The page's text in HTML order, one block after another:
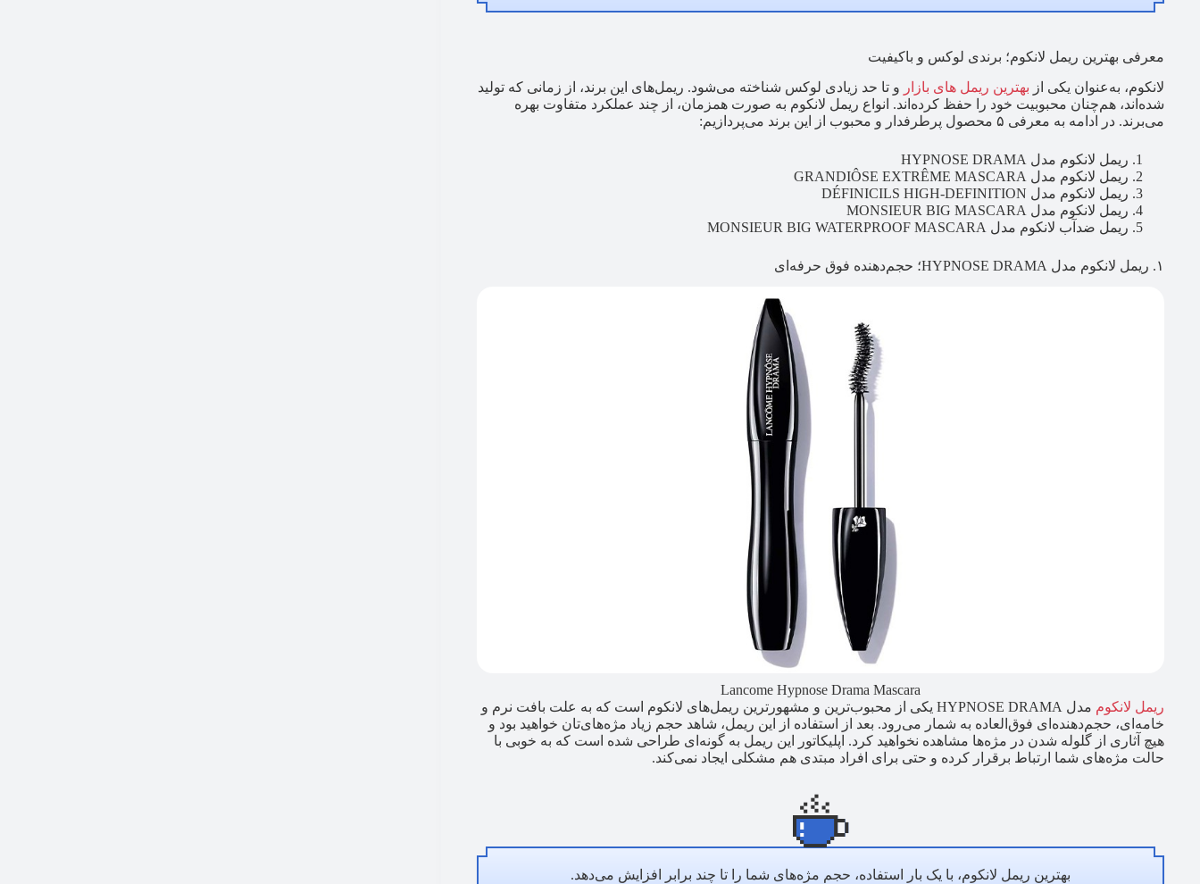
معرفی بهترین ریمل لانکوم؛ برندی لوکس و باکیفیت
لانکوم، به‌عنوان یکی از بهترین ریمل های بازار و تا حد زیادی لوکس شناخته می‌شود. ریمل‌های این برند، از زمانی که تولید
شده‌اند، هم‌چنان محبوبیت خود را حفظ کرده‌اند. انواع ریمل لانکوم به صورت همزمان، از چند عملکرد متفاوت بهره
می‌برند. در ادامه به معرفی ۵ محصول پرطرفدار و محبوب از این برند می‌پردازیم:
ریمل لانکوم مدل HYPNOSE DRAMA
ریمل لانکوم مدل GRANDIÔSE EXTRÊME MASCARA
ریمل لانکوم مدل DÉFINICILS HIGH-DEFINITION
ریمل لانکوم مدل MONSIEUR BIG MASCARA
ریمل ضدآب لانکوم مدل MONSIEUR BIG WATERPROOF MASCARA
۱. ریمل لانکوم مدل HYPNOSE DRAMA؛ حجم‌دهنده فوق حرفه‌ای
Lancome Hypnose Drama Mascara
ریمل لانکوم
مدل HYPNOSE DRAMA یکی از محبوب‌ترین و مشهورترین ریمل‌های لانکوم است که به علت بافت نرم و
خامه‌ای، حجم‌دهنده‌ای فوق‌العاده به شمار می‌رود. بعد از استفاده از این ریمل، شاهد حجم زیاد مژه‌های‌تان خواهید بود و
هیچ آثاری از گلوله شدن در مژه‌ها مشاهده نخواهید کرد. اپلیکاتور این ریمل به گونه‌ای طراحی شده است که به خوبی با
حالت مژه‌های شما ارتباط برقرار کرده و حتی برای افراد مبتدی هم مشکلی ایجاد نمی‌کند.
بهترین ریمل لانکوم، با یک بار استفاده، حجم مژه‌های شما را تا چند برابر افزایش می‌دهد.